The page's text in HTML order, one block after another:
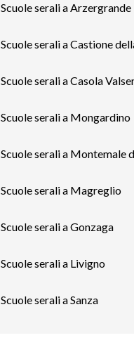
Scuole serali a Arzergrande
Scuole serali a Castione
Scuole serali a Casola
Scuole serali a Mongardino
Scuole serali a Montemale
Scuole serali a Magreglio
Scuole serali a Gonzaga
Scuole serali a Livigno
Scuole serali a Sanza